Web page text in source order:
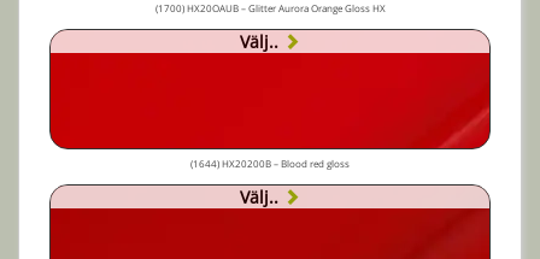
(1700) HX20OAUB – Glitter Aurora Orange Gloss HX
Välj..
(1644) HX20200B – Blood red gloss
Välj..